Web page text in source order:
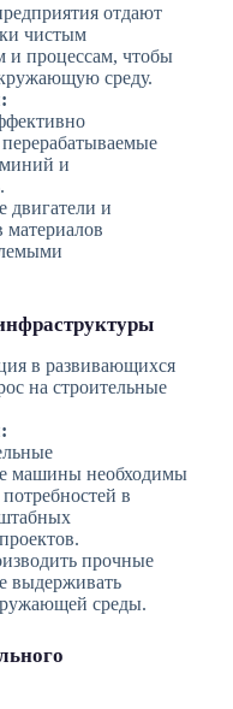
отдают
чистым
и процессам, чтобы
среду.
и
двигатели и
материалов
в развивающихся
на строительные
машины необходимы
в
прочные
выдерживать
среды.